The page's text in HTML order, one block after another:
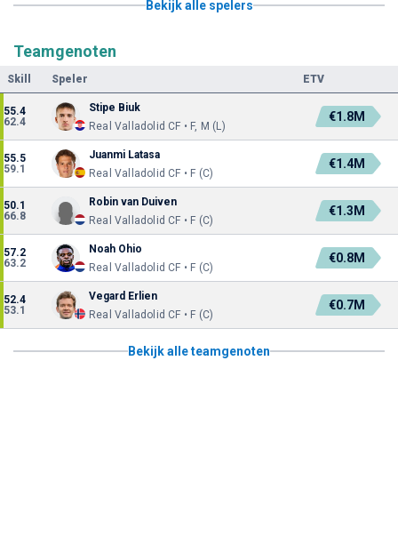
Bekijk alle spelers
Teamgenoten
Skill Speler ETV
55.4
62.4
Stipe Biuk
Real Valladolid CF • F, M (L)
€1.8M
55.5
59.1
Juanmi Latasa
Real Valladolid CF • F (C)
€1.4M
50.1
66.8
Robin van Duiven
Real Valladolid CF • F (C)
€1.3M
57.2
63.2
Noah Ohio
Real Valladolid CF • F (C)
€0.8M
52.4
53.1
Vegard Erlien
Real Valladolid CF • F (C)
€0.7M
Bekijk alle teamgenoten